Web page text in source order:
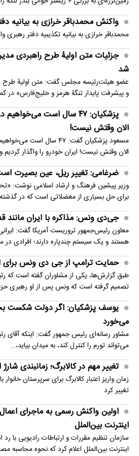
واکنش محمدباقر خرازی به بیانیه
محمدباقر خرازی به بیانیه تکذیبیه دفتر
جزئیات متن اولیۀ طرح راهبردی
شد
عضو هیئت‌رئیسه مجلس گفت: متن اولیۀ طرح
و پیشرفت پایدار تنگۀ هرمز و خلیج‌فارس» در
پزشکیان: ۴۷ سال است
الان وقتش نیست!
مسعود پزشکیان گفت: ۴۷ سال
الان وقتش نیست! ایران خودرو را واگذار
ضرغامی: تغییر ریل، عین بصیرت
وزیر پیشین فرهنگ و ارشاد اسلامی نوشت:
برای حل بسیاری از معضلاتی‌ است که در
جی‌دی ونس: مذاکره با ایران
معاون رئیس‌جمهور تروریست آمریکا گفت:
هستند و یک سیستم چندپاره دارند؛ افرادی
حمایت ترامپ از جی دی ونس برای
طبق گزارش‌ها، یکی از مشاوران گفته است
تصمیم گرفته است که ونس پس از او رهبری
یوسف پزشکیان: اگر دولت شکست
می‌خورد
مشاور رسانه‌ای رئیس جمهور گفت: اینکه
می‌تواند تورم را کنترل کند، به میدان بیاید،…
تغییر مهم در کالابرگ؛ زمانبندی‌
زمان واریز اعتبار کالابرگ برای سرپرستان
تغییر کرد
اینترنت بین‌الملل
اینترنت بین‌الملل اعلام کرد که نحوه محاسبه